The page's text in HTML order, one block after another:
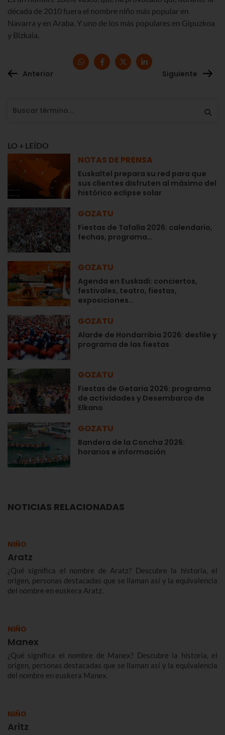
década de 2010 fuera el nombre niño más popular en
Navarra y en Araba. Y uno de los más populares en Gipuzkoa
y Bizkaia.
Anterior Siguiente
LO + LEÍDO
NOTAS DE PRENSA
Euskaltel prepara su red para que
sus clientes disfruten al máximo del
histórico eclipse solar
GOZATU
Fiestas de Tafalla 2026: calendario,
fechas, programa…
GOZATU
Agenda en Euskadi: conciertos,
festivales, teatro, fiestas,
exposiciones…
GOZATU
Alarde de Hondarribia 2026: desfile y
programa de las fiestas
GOZATU
Fiestas de Getaria 2026: programa
de actividades y Desembarco de
Elkano
GOZATU
Bandera de la Concha 2026:
horarios e información
NOTICIAS RELACIONADAS
NIÑO
Aratz
¿Qué significa el nombre de Aratz? Descubre la historia, el
origen, personas destacadas que se llaman así y la equivalencia
del nombre en euskera Aratz.
NIÑO
Manex
¿Qué significa el nombre de Manex? Descubre la historia, el
origen, personas destacadas que se llaman así y la equivalencia
del nombre en euskera Manex.
NIÑO
Aritz